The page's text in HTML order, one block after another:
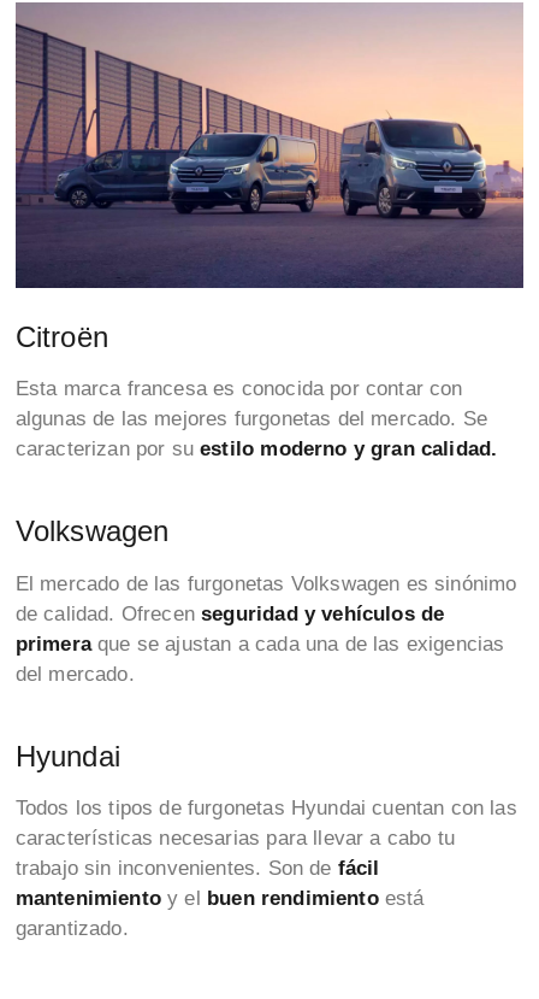
Citroën
Esta marca francesa es conocida por contar con
algunas de las mejores furgonetas del mercado. Se
caracterizan por suestilo moderno y gran calidad.
Volkswagen
El mercado de las furgonetas Volkswagen es sinónimo
de calidad. Ofrecenseguridad y vehículos de
primeraque se ajustan a cada una de las exigencias
del mercado.
Hyundai
Todos los tipos de furgonetas Hyundai cuentan con las
características necesarias para llevar a cabo tu
trabajo sin inconvenientes. Son de fácil
mantenimientoy el buen rendimiento está
garantizado.